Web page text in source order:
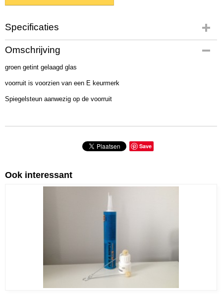
Specificaties
Productcode
2031AGN-1994
Omschrijving
groen getint gelaagd glas
voorruit is voorzien van een E keurmerk
Spiegelsteun aanwezig op de voorruit
Save
Ook interessant